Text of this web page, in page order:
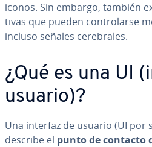
iconos. Sin embargo, también
ti­vas que pueden co­n­tro­lar­se
incluso señales ce­re­bra­les.
¿Qué es una UI
usuario)?
Una interfaz de usuario (UI por
describe el punto de contacto